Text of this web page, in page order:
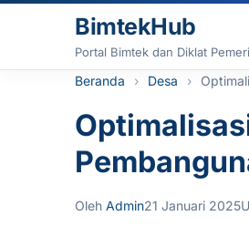
BimtekHub
Portal Bimtek dan Diklat
Beranda Desa
Oleh Admin21 Januari 2025